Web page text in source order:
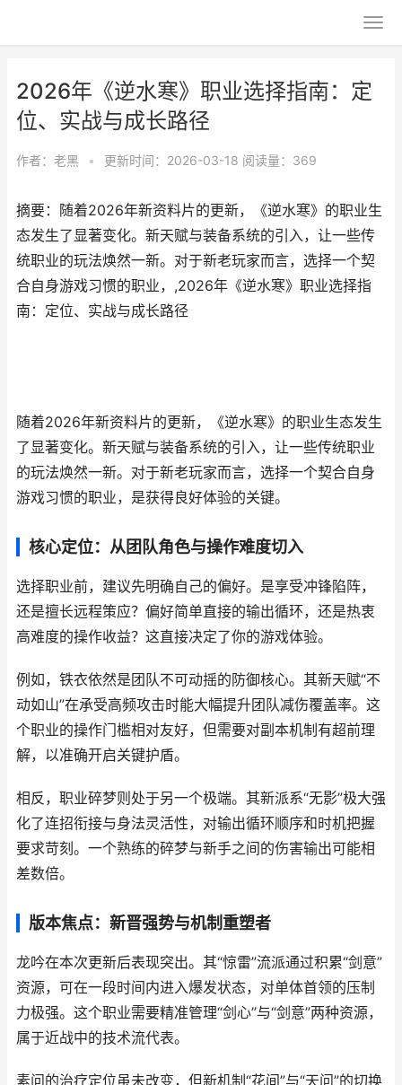
2026年《逆水寒》职业选择指南：定
位、实战与成长路径
作者： 老黑 • 更新时间：2026-03-18 阅读量：369
摘要：随着2026年新资料片的更新，《逆水寒》的职业生
态发生了显著变化。新天赋与装备系统的引入，让一些传
统职业的玩法焕然一新。对于新老玩家而言，选择一个契
合自身游戏习惯的职业，,2026年《逆水寒》职业选择指
南：定位、实战与成长路径
随着2026年新资料片的更新，《逆水寒》的职业生态发生
了显著变化。新天赋与装备系统的引入，让一些传统职业
的玩法焕然一新。对于新老玩家而言，选择一个契合自身
游戏习惯的职业，是获得良好体验的关键。
核心定位：从团队角色与操作难度切入
选择职业前，建议先明确自己的偏好。是享受冲锋陷阵，
还是擅长远程策应？偏好简单直接的输出循环，还是热衷
高难度的操作收益？这直接决定了你的游戏体验。
例如，铁衣依然是团队不可动摇的防御核心。其新天赋“不
动如山”在承受高频攻击时能大幅提升团队减伤覆盖率。这
个职业的操作门槛相对友好，但需要对副本机制有超前理
解，以准确开启关键护盾。
相反，职业碎梦则处于另一个极端。其新派系“无影”极大强
化了连招衔接与身法灵活性，对输出循环顺序和时机把握
要求苛刻。一个熟练的碎梦与新手之间的伤害输出可能相
差数倍。
版本焦点：新晋强势与机制重塑者
龙吟在本次更新后表现突出。其“惊雷”流派通过积累“剑意”
资源，可在一段时间内进入爆发状态，对单体首领的压制
力极强。这个职业需要精准管理“剑心”与“剑意”两种资源，
属于近战中的技术流代表。
素问的治疗定位虽未改变，但新机制“花间”与“天问”的切换